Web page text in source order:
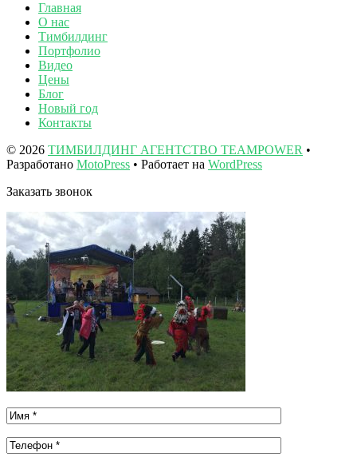
Главная
О нас
Тимбилдинг
Портфолио
Видео
Цены
Блог
Новый год
Контакты
© 2026 ТИМБИЛДИНГ АГЕНТСТВО TEAMPOWER •
Разработано MotoPress • Работает на WordPress
Заказать звонок